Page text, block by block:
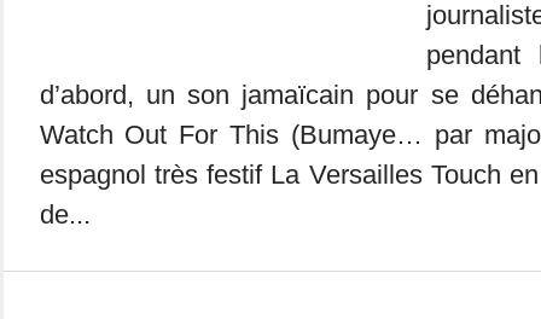
pendant
d’abord, un son jamaïcain pour se
Watch Out For This (Bumaye… par
espagnol très festif La Versailles Touch
de...